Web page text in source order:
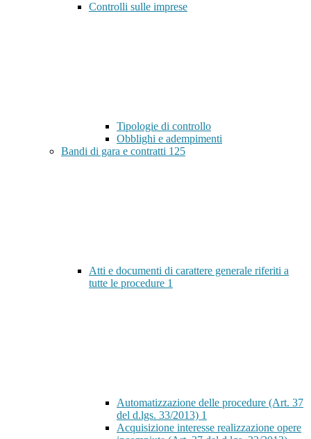
Controlli sulle imprese
Tipologie di controllo
Obblighi e adempimenti
Bandi di gara e contratti 125
Atti e documenti di carattere generale riferiti a
tutte le procedure 1
Automatizzazione delle procedure (Art. 37
del d.lgs. 33/2013) 1
Acquisizione interesse realizzazione opere